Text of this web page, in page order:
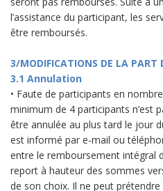
l’assistance du participant, les
être remboursés.
3/MODIFICATIONS DE LA PART
3.1 Annulation
• Faute de participants en
minimum de 4 participants n’est
être annulée au plus tard le jour
est informé par e-mail ou
entre le remboursement intégral
report à hauteur des sommes
de son choix. Il ne peut